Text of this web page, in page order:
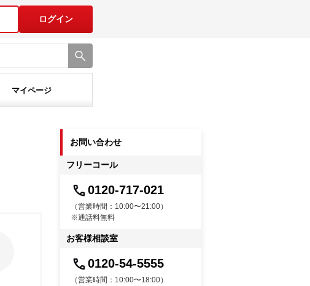
ログイン
マイページ
お問い合わせ
フリーコール
0120-717-021
（営業時間：10:00〜21:00）
※通話料無料
お客様相談室
0120-54-5555
（営業時間：10:00〜18:00）